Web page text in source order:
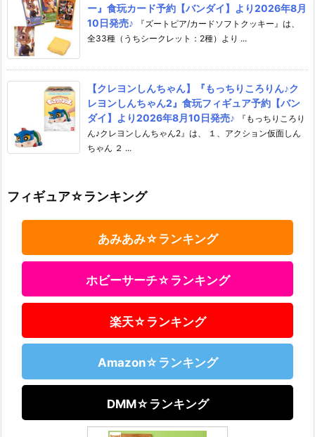
ー』食玩カード予約【バンダイ】より2026年8月
10日発売♪
『ズートピア/カードソフトクッキー』は、
全33種（うちシークレット：2種）より ...
【クレヨンしんちゃん】『もっちりころりん♪ク
レヨンしんちゃん2』食玩フィギュア予約【バン
ダイ】より2026年8月10日発売♪
『もっちりころり
ん♪クレヨンしんちゃん2』は、 １、アクション仮面しん
ちゃん ２ ...
フィギュア☆ランキング
あみあみ☆ランキング
ホビーサーチ☆ランキング
楽天☆ランキング
Amazon☆ランキング
DMM☆ランキング